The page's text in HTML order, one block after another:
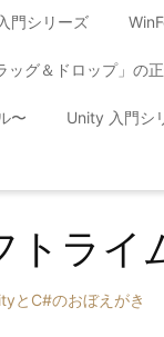
門シリーズ
ッグ＆ドロップ」の
〜 Unity 入門シ
トライ
とC#のおぼえがき